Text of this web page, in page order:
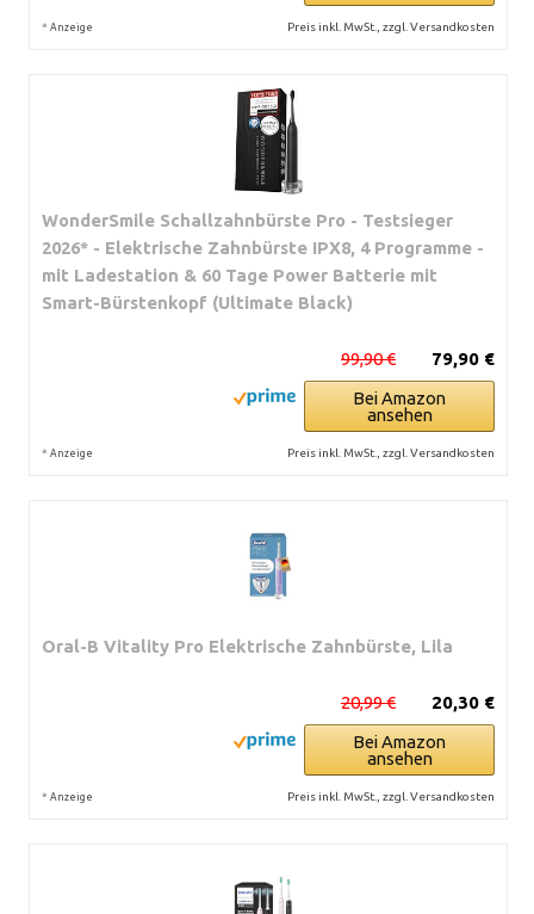
* Anzeige Preis inkl. MwSt., zzgl. Versandkosten
WonderSmile Schallzahnbürste Pro - Testsieger
2026* - Elektrische Zahnbürste IPX8, 4 Programme -
mit Ladestation & 60 Tage Power Batterie mit
Smart-Bürstenkopf (Ultimate Black)
79,90 €
99,90 €
Bei Amazon
ansehen
* Anzeige Preis inkl. MwSt., zzgl. Versandkosten
Oral-B Vitality Pro Elektrische Zahnbürste, Lila
20,30 €
20,99 €
Bei Amazon
ansehen
* Anzeige Preis inkl. MwSt., zzgl. Versandkosten